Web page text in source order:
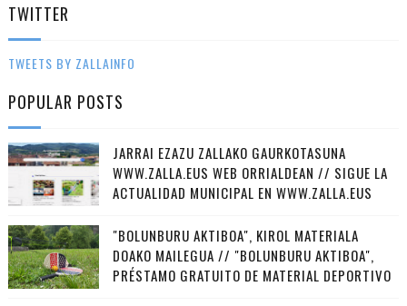
TWITTER
TWEETS BY ZALLAINFO
POPULAR POSTS
JARRAI EZAZU ZALLAKO GAURKOTASUNA
WWW.ZALLA.EUS WEB ORRIALDEAN // SIGUE LA
ACTUALIDAD MUNICIPAL EN WWW.ZALLA.EUS
"BOLUNBURU AKTIBOA", KIROL MATERIALA
DOAKO MAILEGUA // "BOLUNBURU AKTIBOA",
PRÉSTAMO GRATUITO DE MATERIAL DEPORTIVO